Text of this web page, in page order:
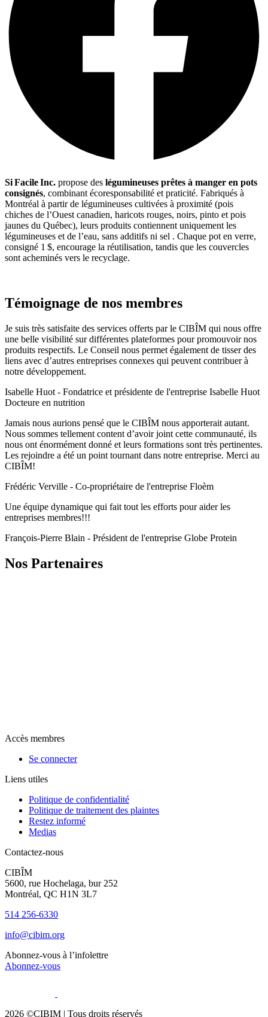
Si Facile Inc. propose des légumineuses prêtes à manger en pots
consignés, combinant écoresponsabilité et praticité. Fabriqués à
Montréal à partir de légumineuses cultivées à proximité (pois
chiches de l’Ouest canadien, haricots rouges, noirs, pinto et pois
jaunes du Québec), leurs produits contiennent uniquement les
légumineuses et de l’eau, sans additifs ni sel . Chaque pot en verre,
consigné 1 $, encourage la réutilisation, tandis que les couvercles
sont acheminés vers le recyclage.
Témoignage de nos membres
Je suis très satisfaite des services offerts par le CIBÎM qui nous offre
une belle visibilité sur différentes plateformes pour promouvoir nos
produits respectifs. Le Conseil nous permet également de tisser des
liens avec d’autres entreprises connexes qui peuvent contribuer à
notre développement.​
Isabelle Huot - Fondatrice et présidente de l'entreprise Isabelle Huot
Docteure en nutrition
Jamais nous aurions pensé que le CIBÎM nous apporterait autant.
Nous sommes tellement content d’avoir joint cette communauté, ils
nous ont énormément donné et leurs formations sont très pertinentes.
Les rejoindre a été un point tournant dans notre entreprise. Merci au
CIBÎM!
Frédéric Verville - Co-propriétaire de l'entreprise Floèm
Une équipe dynamique qui fait tout les efforts pour aider les
entreprises membres!!!
François-Pierre Blain - Président de l'entreprise Globe Protein
Nos Partenaires
Accès membres
Se connecter
Liens utiles
Politique de confidentialité
Politique de traitement des plaintes
Restez informé
Medias
Contactez-nous
CIBÎM
5600, rue Hochelaga, bur 252
Montréal, QC H1N 3L7
514 256-6330
info@cibim.org
Abonnez-vous à l’infolettre
Abonnez-vous
2026 ©CIBIM | Tous droits réservés